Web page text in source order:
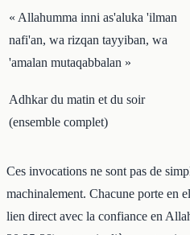
« Allahumma inni as'aluka 'ilman
nafi'an, wa rizqan tayyiban, wa
'amalan mutaqabbalan »
Adhkar du matin et du soir
(ensemble complet)
Ces invocations ne sont pas de
machinalement. Chacune porte en
lien direct avec la confiance en